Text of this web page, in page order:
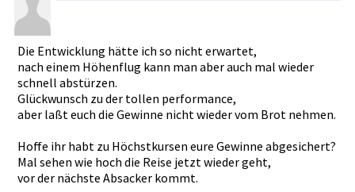
Die Entwicklun­g hätte ich so nicht erwartet,
nach einem Höhenflug kann man aber auch mal wieder
schnell abstürzen.­
Glückwunsc­h zu der tollen performanc­e,
aber laßt euch die Gewinne nicht wieder vom Brot nehmen.
Hoffe ihr habt zu Höchstkurs­en eure Gewinne abgesicher­t?
Mal sehen wie hoch die Reise jetzt wieder geht,
vor der nächste Absacker kommt.